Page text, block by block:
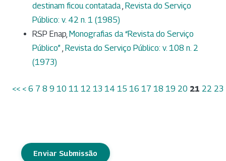
destinam ficou contatada Revista do Serviço
Público: v. 42 n. 1 (1985)
RSP Enap, Monografias da “Revista do Serviço
Público” Revista do Serviço Público: v. 108 n. 2
(1973)
<< < 6 7 8 9 10 11 12 13 14 15 16 17 18 19 20 21 22 23
Enviar Submissão